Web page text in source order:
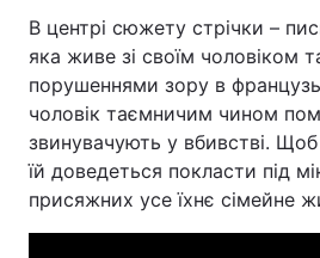
Спорт
Техно і зв'язок
Зброя
Здоров'я
В центрі сюжету стрічки –
яка живе зі своїм чоловіком
порушеннями зору в
чоловік таємничим чином
звинувачують у вбивстві.
їй доведеться покласти під
присяжних усе їхнє сімейне